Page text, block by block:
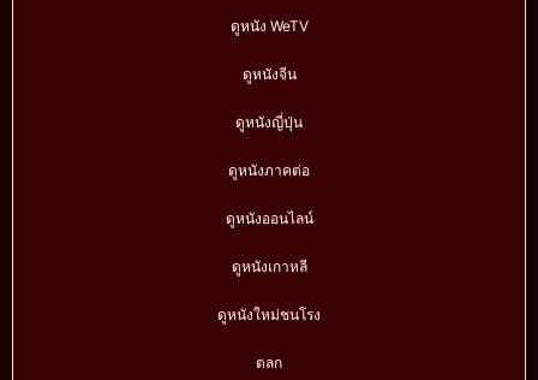
ดูหนัง WeTV
ดูหนังจีน
ดูหนังญี่ปุ่น
ดูหนังภาคต่อ
ดูหนังออนไลน์
ดูหนังเกาหลี
ดูหนังใหม่ชนโรง
ตลก